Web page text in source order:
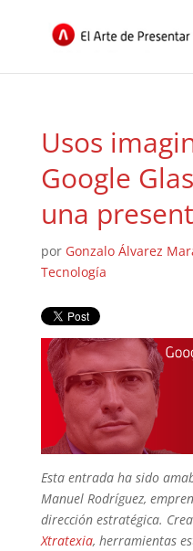
Usos
Google
una
por Gonzalo Álvarez
Tecnología
Esta entrada ha sido
Manuel Rodríguez,
dirección estratégica.
Xtratexia, herramientas